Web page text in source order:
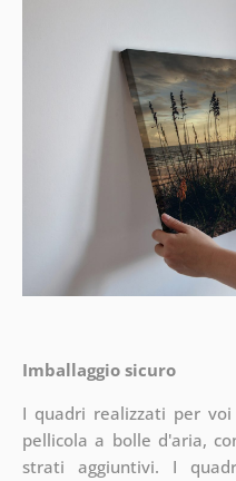
Imballaggio sicuro
I quadri realizzati per
pellicola a bolle d'aria,
strati aggiuntivi. I